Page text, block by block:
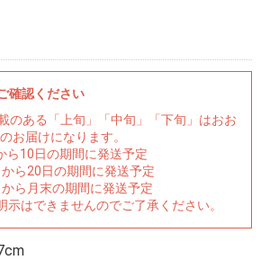
確認ください
のある「上旬」「中旬」「下旬」はおお
お届けになります。
ら10日の期間に発送予定
から20日の期間に発送予定
ら月末の期間に発送予定
示はできませんのでご了承ください。
ルトグ
ッズ